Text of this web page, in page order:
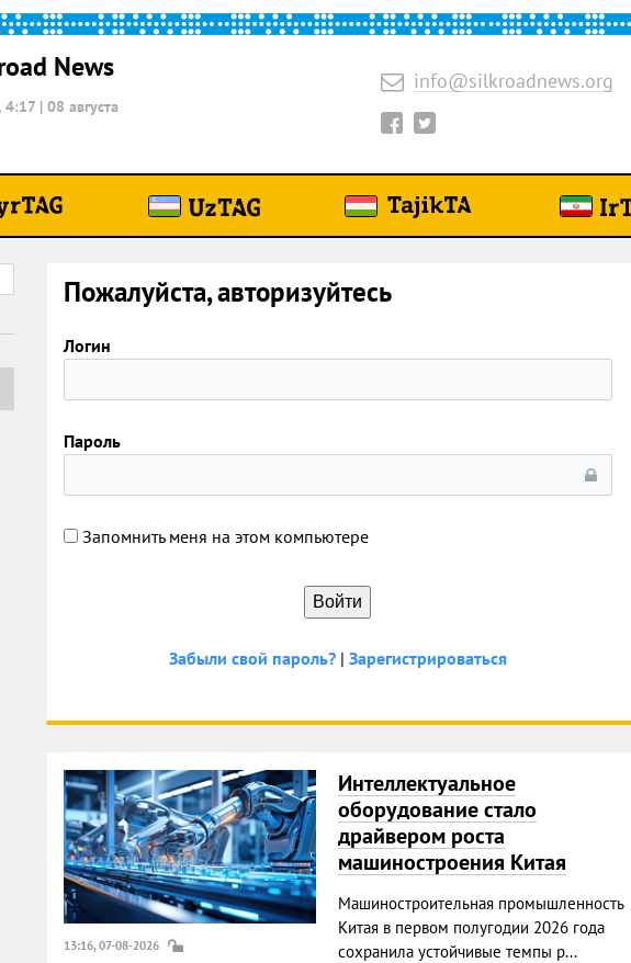
News
4:17 | 08 августа
info@silkroadnews.org
Пожалуйста, авторизуйтесь
Логин
Пароль
Запомнить меня на этом компьютере
Забыли свой пароль?| Зарегистрироваться
13:16, 07-08-2026
Интеллектуальное
оборудование стало
драйвером роста
машиностроения Китая
Машиностроительная промышленность
Китая в первом полугодии 2026 года
сохранила устойчивые темпы р...